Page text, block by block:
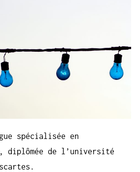
spécialisée en
diplômée de l’université